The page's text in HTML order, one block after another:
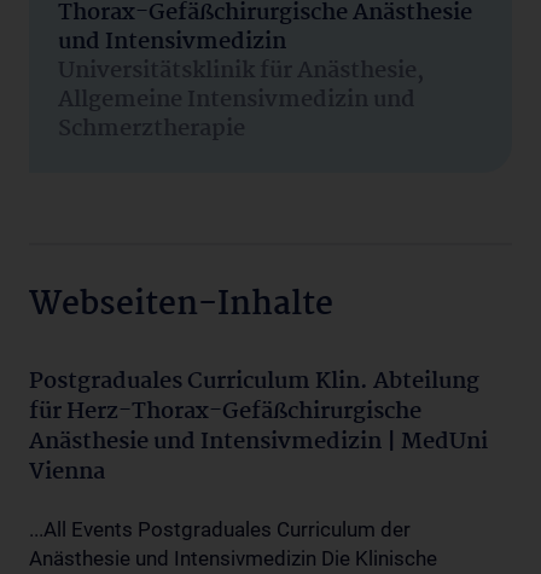
Thorax-Gefäßchirurgische Anästhesie
und Intensivmedizin
Universitätsklinik für Anästhesie,
Allgemeine Intensivmedizin und
Schmerztherapie
Webseiten-Inhalte
Postgraduales Curriculum Klin. Abteilung
für Herz-Thorax-Gefäßchirurgische
Anästhesie und Intensivmedizin | MedUni
Vienna
...All Events Postgraduales Curriculum der
Anästhesie und Intensivmedizin Die Klinische